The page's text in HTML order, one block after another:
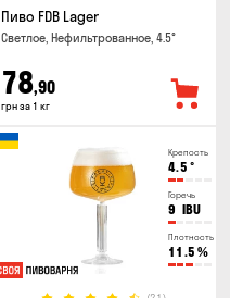
Пиво FDB Lager
Светлое, Нефильтрованное, 4.5°
78,90
грн за 1 кг
Крепость
4.5 °
Горечь
9 IBU
Плотность
11.5 %